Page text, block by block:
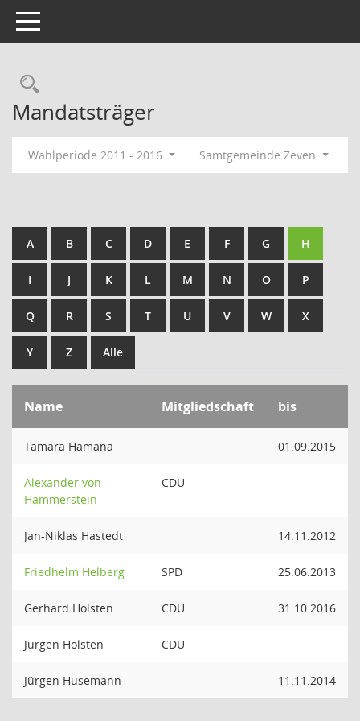
Toggle navigation
Rechercheauswahl
Mandatsträger
Wahlperiode 2011 - 2016 Samtgemeinde Zeven
A B C D E F G H
I J K L M N O P
Q R S T U V W X
Y Z Alle
Name Mitgliedschaft bis
Tamara Hamana 01.09.2015
Alexander von
Hammerstein
CDU
Jan-Niklas Hastedt 14.11.2012
Friedhelm Helberg SPD 25.06.2013
Gerhard Holsten CDU 31.10.2016
Jürgen Holsten CDU
Jürgen Husemann 11.11.2014